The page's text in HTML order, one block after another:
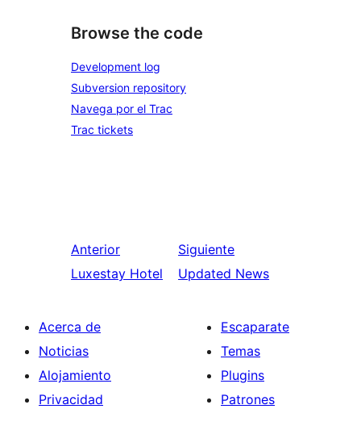
Browse the code
Development log
Subversion repository
Navega por el Trac
Trac tickets
Anterior
Luxestay Hotel
Siguiente
Updated News
Acerca de
Noticias
Alojamiento
Privacidad
Escaparate
Temas
Plugins
Patrones